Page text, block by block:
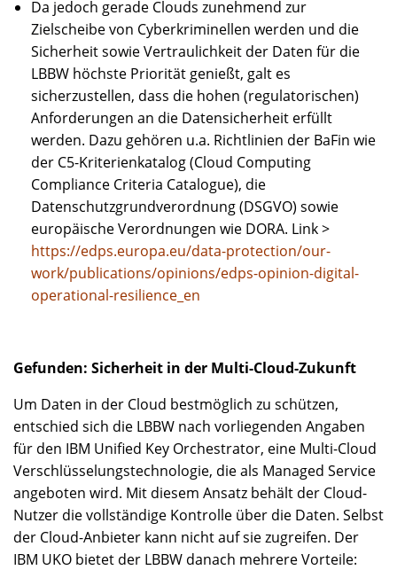
Da jedoch gerade Clouds zunehmend zur
Zielscheibe von Cyberkriminellen werden und die
Sicherheit sowie Vertraulichkeit der Daten für die
LBBW höchste Priorität genießt, galt es
sicherzustellen, dass die hohen (regulatorischen)
Anforderungen an die Datensicherheit erfüllt
werden. Dazu gehören u.a. Richtlinien der BaFin wie
der C5-Kriterienkatalog (Cloud Computing
Compliance Criteria Catalogue), die
Datenschutzgrundverordnung (DSGVO) sowie
europäische Verordnungen wie DORA. Link >
https://edps.europa.eu/data-protection/our-
work/publications/opinions/edps-opinion-digital-
operational-resilience_en
Gefunden: Sicherheit in der Multi-Cloud-Zukunft
Um Daten in der Cloud bestmöglich zu schützen,
entschied sich die LBBW nach vorliegenden Angaben
für den IBM Unified Key Orchestrator, eine Multi-Cloud
Verschlüsselungstechnologie, die als Managed Service
angeboten wird. Mit diesem Ansatz behält der Cloud-
Nutzer die vollständige Kontrolle über die Daten. Selbst
der Cloud-Anbieter kann nicht auf sie zugreifen. Der
IBM UKO bietet der LBBW danach mehrere Vorteile: